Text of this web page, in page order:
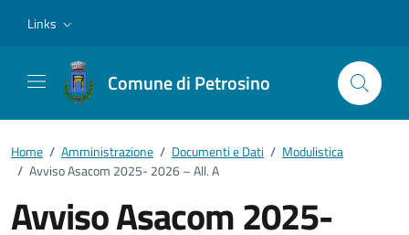
Links
Comune di Petrosino
Home / Amministrazione / Documenti e Dati / Modulistica
/ Avviso Asacom 2025- 2026 – All. A
Avviso Asacom 2025-